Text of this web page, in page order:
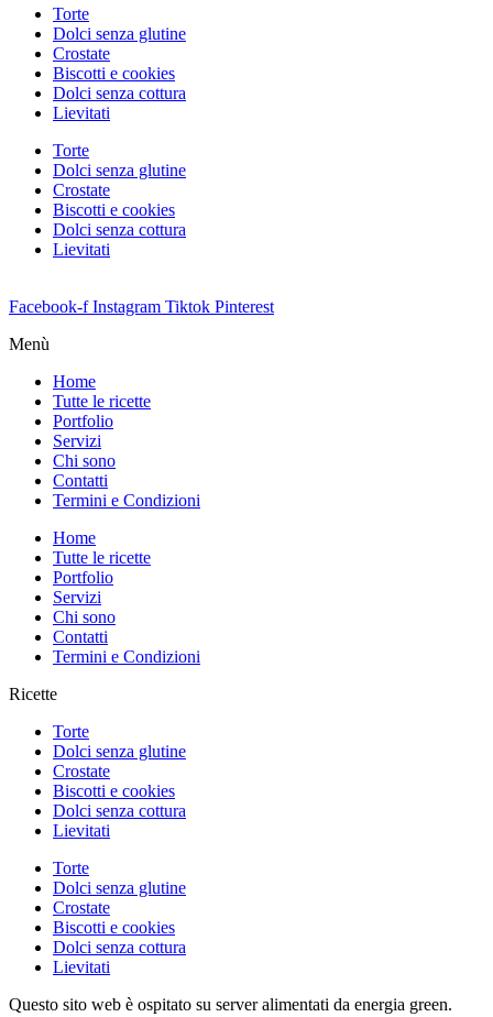
Torte
Dolci senza glutine
Crostate
Biscotti e cookies
Dolci senza cottura
Lievitati
Torte
Dolci senza glutine
Crostate
Biscotti e cookies
Dolci senza cottura
Lievitati
Facebook-f Instagram Tiktok Pinterest
Menù
Home
Tutte le ricette
Portfolio
Servizi
Chi sono
Contatti
Termini e Condizioni
Home
Tutte le ricette
Portfolio
Servizi
Chi sono
Contatti
Termini e Condizioni
Ricette
Torte
Dolci senza glutine
Crostate
Biscotti e cookies
Dolci senza cottura
Lievitati
Torte
Dolci senza glutine
Crostate
Biscotti e cookies
Dolci senza cottura
Lievitati
Questo sito web è ospitato su server alimentati da energia green.